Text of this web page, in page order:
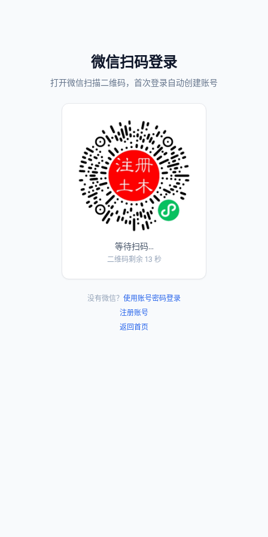
微信扫码登录
打开微信扫描二维码，首次登录自动创建账号
等待扫码...
二维码剩余 13 秒
没有微信？ 使用账号密码登录
注册账号
返回首页